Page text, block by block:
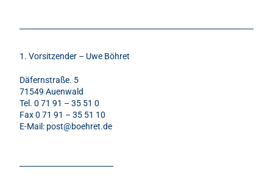
1. Vorsitzender – Uwe Böhret
Däfernstraße. 5
71549 Auenwald
Tel. 0 71 91 – 35 51 0
Fax 0 71 91 – 35 51 10
E-Mail: post@boehret.de